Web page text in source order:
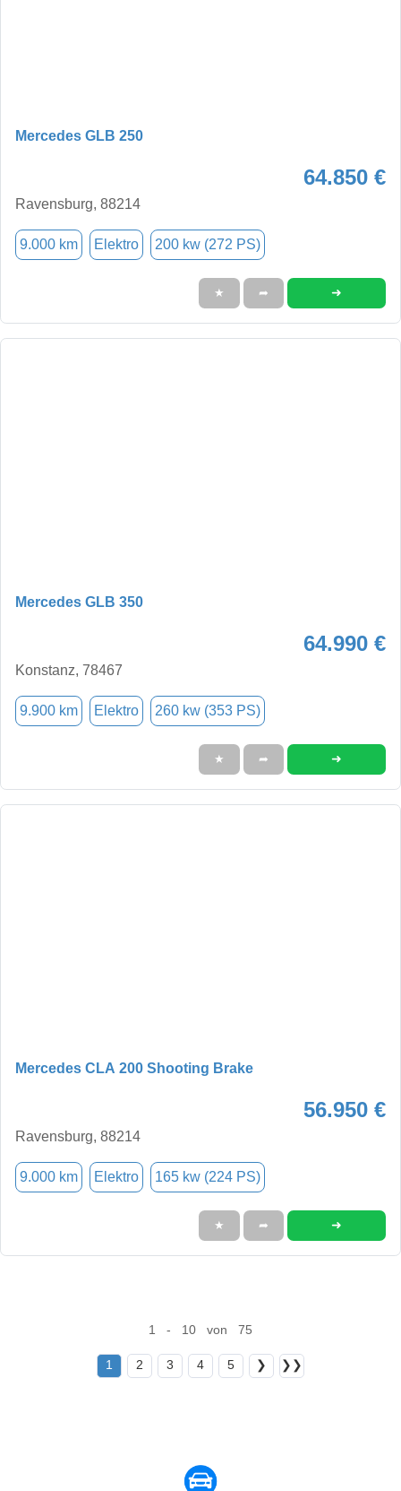
Mercedes GLB 250
64.850 €
Ravensburg, 88214
9.000 km Elektro 200 kw (272 PS)
★ ➦ ➜
Mercedes GLB 350
64.990 €
Konstanz, 78467
9.900 km Elektro 260 kw (353 PS)
★ ➦ ➜
Mercedes CLA 200 Shooting Brake
56.950 €
Ravensburg, 88214
9.000 km Elektro 165 kw (224 PS)
★ ➦ ➜
1 - 10 von 75
1 2 3 4 5 ❯ ❯❯